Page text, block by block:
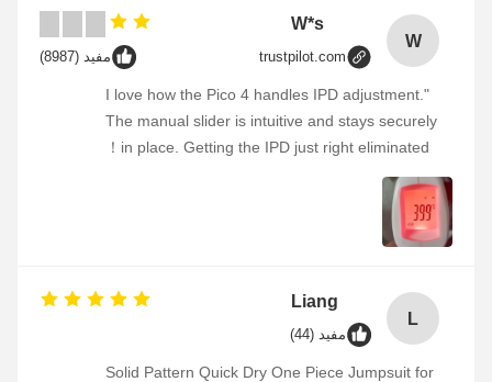
W
W*s
trustpilot.com مفيد (8987)
"I love how the Pico 4 handles IPD adjustment.
The manual slider is intuitive and stays securely
in place. Getting the IPD just right eliminated！
L
Liang
مفيد (44)
Solid Pattern Quick Dry One Piece Jumpsuit for